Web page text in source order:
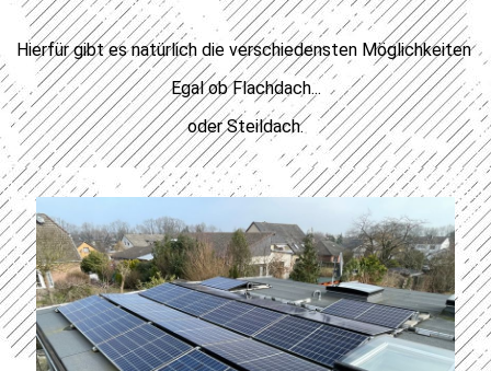
Hierfür gibt es natürlich die verschiedensten Möglichkeiten
Egal ob Flachdach...
oder Steildach.